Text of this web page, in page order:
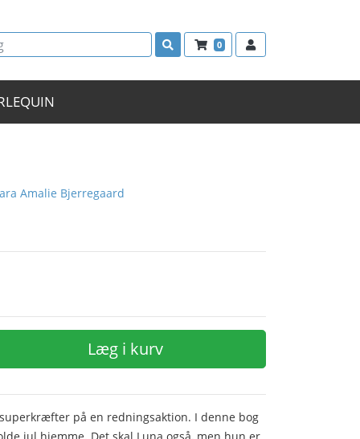
0
Amalie Bjerregaard
Læg i kurv
på en redningsaktion. I denne bog